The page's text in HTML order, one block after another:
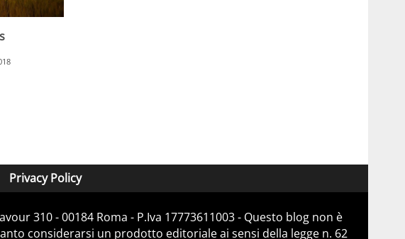
Privacy Policy
310 - 00184 Roma - P.Iva 17773611003 - Questo blog non è
considerarsi un prodotto editoriale ai sensi della legge n. 62